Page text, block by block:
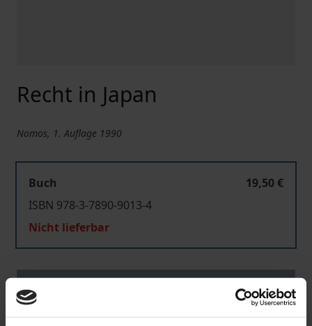
Recht in Japan
Nomos, 1. Auflage 1990
Buch
19,50 €
ISBN 978-3-7890-9013-4
Nicht lieferbar
Zur Wunschliste hinzufügen